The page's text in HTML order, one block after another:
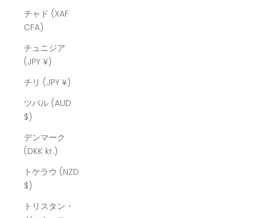
チャド (XAF
CFA)
チュニジア
(JPY ¥)
チリ (JPY ¥)
ツバル (AUD
$)
デンマーク
(DKK kr.)
トケラウ (NZD
$)
トリスタン・